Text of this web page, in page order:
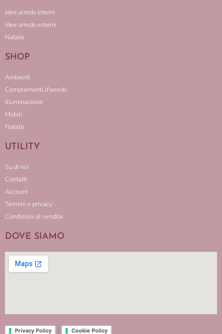
Idee arredo Interni
Idee arredo esterni
Natale
SHOP
Ambienti
Complementi d'arredo
Illuminazione
Mobili
Natale
UTILITY
Su di noi
Contatti
Account
Termini e privacy
Condizioni di vendita
DOVE SIAMO
Privacy Policy Cookie Policy